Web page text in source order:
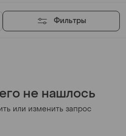
Фильтры
не нашлось
или изменить запрос